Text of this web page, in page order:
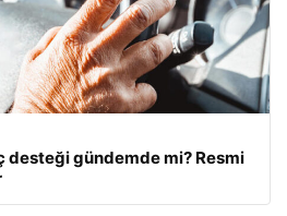
desteği gündemde mi? Resmi